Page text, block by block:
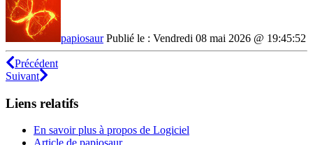
papiosaurPublié le : Vendredi 08 mai 2026 @ 19:45:52
Précédent
Suivant
Liens relatifs
En savoir plus à propos de Logiciel